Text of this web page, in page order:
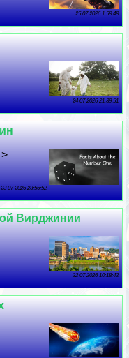
25 07 2026 1:58:48
24 07 2026 21:39:51
23 07 2026 23:56:52
Вирджинии
22 07 2026 10:18:42